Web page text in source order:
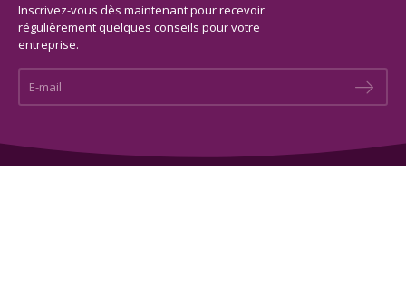
Inscrivez-vous dès maintenant pour recevoir
régulièrement quelques conseils pour votre
entreprise.